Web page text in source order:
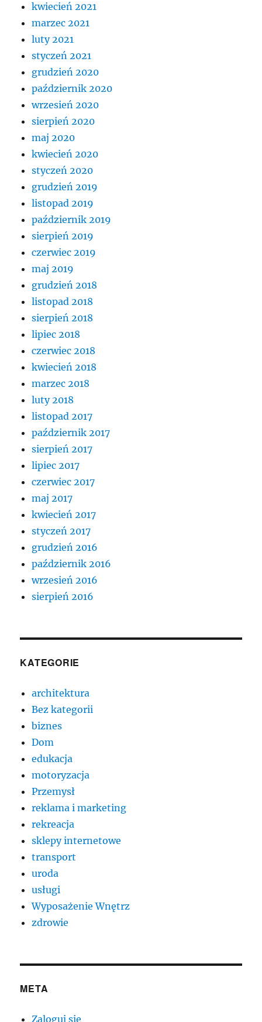
kwiecień 2021
marzec 2021
luty 2021
styczeń 2021
grudzień 2020
październik 2020
wrzesień 2020
sierpień 2020
maj 2020
kwiecień 2020
styczeń 2020
grudzień 2019
listopad 2019
październik 2019
sierpień 2019
czerwiec 2019
maj 2019
grudzień 2018
listopad 2018
sierpień 2018
lipiec 2018
czerwiec 2018
kwiecień 2018
marzec 2018
luty 2018
listopad 2017
październik 2017
sierpień 2017
lipiec 2017
czerwiec 2017
maj 2017
kwiecień 2017
styczeń 2017
grudzień 2016
październik 2016
wrzesień 2016
sierpień 2016
KATEGORIE
architektura
Bez kategorii
biznes
Dom
edukacja
motoryzacja
Przemysł
reklama i marketing
rekreacja
sklepy internetowe
transport
uroda
usługi
Wyposażenie Wnętrz
zdrowie
META
Zaloguj się